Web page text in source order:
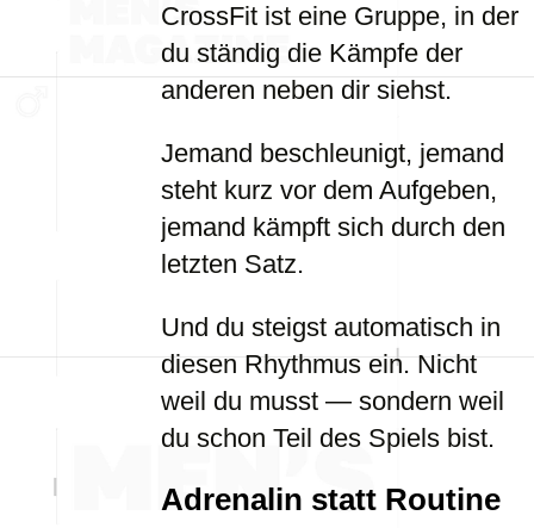
CrossFit ist eine Gruppe, in der
du ständig die Kämpfe der
anderen neben dir siehst.
Jemand beschleunigt, jemand
steht kurz vor dem Aufgeben,
jemand kämpft sich durch den
letzten Satz.
Und du steigst automatisch in
diesen Rhythmus ein. Nicht
weil du musst — sondern weil
du schon Teil des Spiels bist.
Adrenalin statt Routine